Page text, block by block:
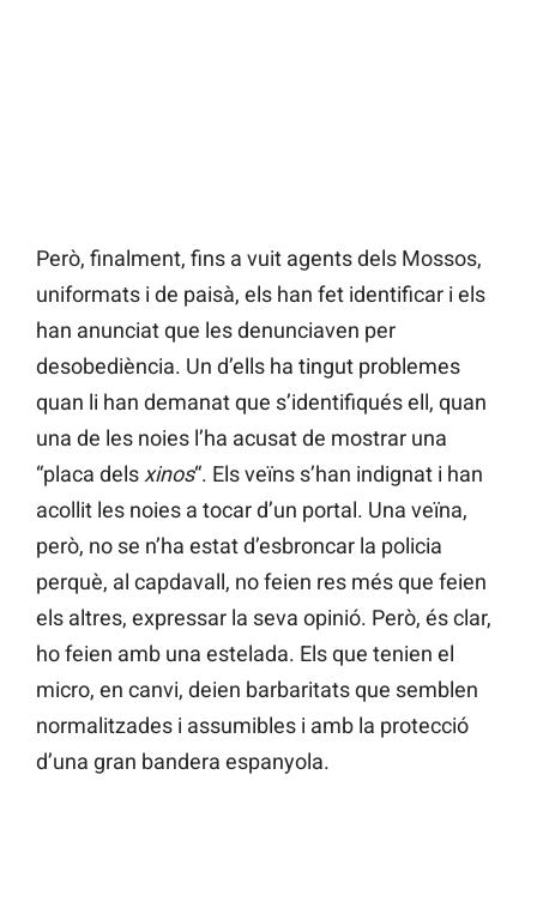
Però, finalment, fins a vuit agents dels Mossos,
uniformats i de paisà, els han fet identificar i els
han anunciat que les denunciaven per
desobediència. Un d’ells ha tingut problemes
quan li han demanat que s’identifiqués ell, quan
una de les noies l’ha acusat de mostrar una
“placa dels xinos“. Els veïns s’han indignat i han
acollit les noies a tocar d’un portal. Una veïna,
però, no se n’ha estat d’esbroncar la policia
perquè, al capdavall, no feien res més que feien
els altres, expressar la seva opinió. Però, és clar,
ho feien amb una estelada. Els que tenien el
micro, en canvi, deien barbaritats que semblen
normalitzades i assumibles i amb la protecció
d’una gran bandera espanyola.